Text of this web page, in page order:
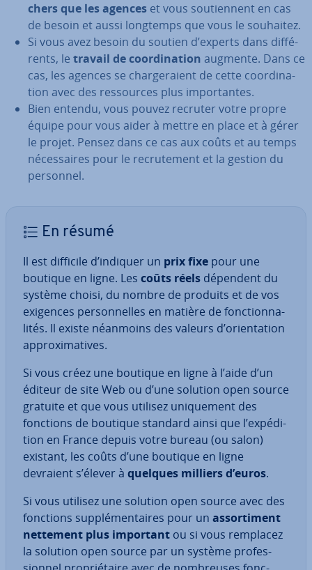
chers que les agences et vous sou­tien­nent en cas
de besoin et aussi longtemps que vous le souhaitez.
Si vous avez besoin du soutien d’experts dans dif­fé­
rents, le travail de coor­di­na­tion augmente. Dans ce
cas, les agences se char­ge­raient de cette coor­di­na­
tion avec des res­sources plus im­por­tantes.
Bien entendu, vous pouvez recruter votre propre
équipe pour vous aider à mettre en place et à gérer
le projet. Pensez dans ce cas aux coûts et au temps
né­ces­saires pour le re­cru­te­ment et la gestion du
personnel.
En résumé
Il est difficile d’indiquer un prix fixe pour une
boutique en ligne. Les coûts réels dépendent du
système choisi, du nombre de produits et de vos
exigences per­son­nelles en matière de fonc­tion­na­
li­tés. Il existe néanmoins des valeurs d’orien­ta­tion
ap­proxi­ma­tives.
Si vous créez une boutique en ligne à l’aide d’un
éditeur de site Web ou d’une solution open source
gratuite et que vous utilisez uni­que­ment des
fonctions de boutique standard ainsi que l’ex­pé­di­
tion en France depuis votre bureau (ou salon)
existant, les coûts d’une boutique en ligne
devraient s’élever à quelques milliers d’euros.
Si vous utilisez une solution open source avec des
fonctions sup­plé­men­taires pour un as­sor­ti­ment
nettement plus important ou si vous remplacez
la solution open source par un système pro­fes­